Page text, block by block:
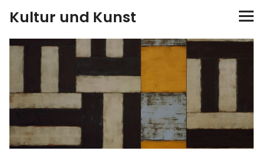
Kultur und Kunst
kultur & kunst
Ausstellungen
Spiele
Konzerte